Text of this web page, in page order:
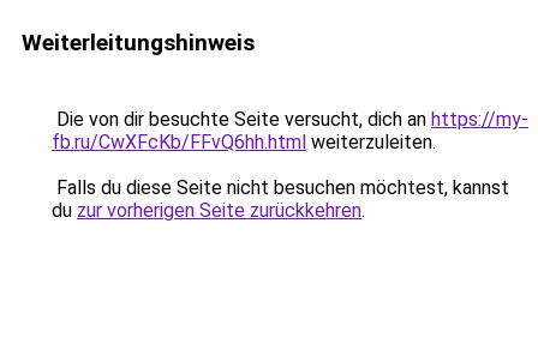
Weiterleitungshinweis
Die von dir besuchte Seite versucht, dich an https://my-
fb.ru/CwXFcKb/FFvQ6hh.html weiterzuleiten.
Falls du diese Seite nicht besuchen möchtest, kannst
du zur vorherigen Seite zurückkehren.